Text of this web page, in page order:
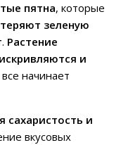
пятна, которые
зеленую
. Растение
и
начинает
сахаристость и
вкусовых